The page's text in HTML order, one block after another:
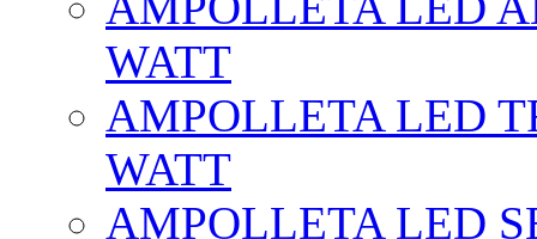
WATT
AMPOLLETA LED
WATT
AMPOLLETA LED